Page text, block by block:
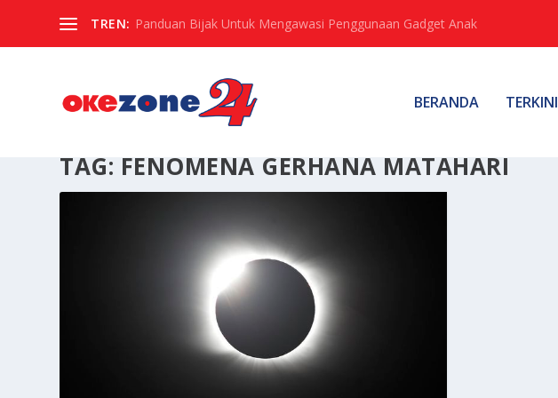
TREN: Panduan Bijak Untuk Mengawasi Penggunaan Gadget Anak
BERANDA TERKINI
TAG: FENOMENA GERHANA MATAHARI